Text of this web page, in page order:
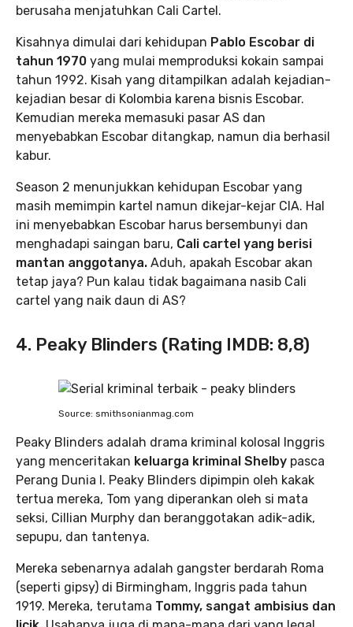
berusaha menjatuhkan Cali Cartel.
Kisahnya dimulai dari kehidupan Pablo Escobar di
tahun 1970 yang mulai memproduksi kokain sampai
tahun 1992. Kisah yang ditampilkan adalah kejadian-
kejadian besar di Kolombia karena bisnis Escobar.
Kemudian mereka memasuki pasar AS dan
menyebabkan Escobar ditangkap, namun dia berhasil
kabur.
Season 2 menunjukkan kehidupan Escobar yang
masih memimpin kartel namun dikejar-kejar CIA. Hal
ini menyebabkan Escobar harus bersembunyi dan
menghadapi saingan baru, Cali cartel yang berisi
mantan anggotanya. Aduh, apakah Escobar akan
tetap jaya? Pun kalau tidak bagaimana nasib Cali
cartel yang naik daun di AS?
4. Peaky Blinders (Rating IMDB: 8,8)
Source: smithsonianmag.com
Peaky Blinders adalah drama kriminal kolosal Inggris
yang menceritakan keluarga kriminal Shelby pasca
Perang Dunia I. Peaky Blinders dipimpin oleh kakak
tertua mereka, Tom yang diperankan oleh si mata
seksi, Cillian Murphy dan beranggotakan adik-adik,
sepupu, dan tantenya.
Mereka sebenarnya adalah gangster berdarah Roma
(seperti gipsy) di Birmingham, Inggris pada tahun
1919. Mereka, terutama Tommy, sangat ambisius dan